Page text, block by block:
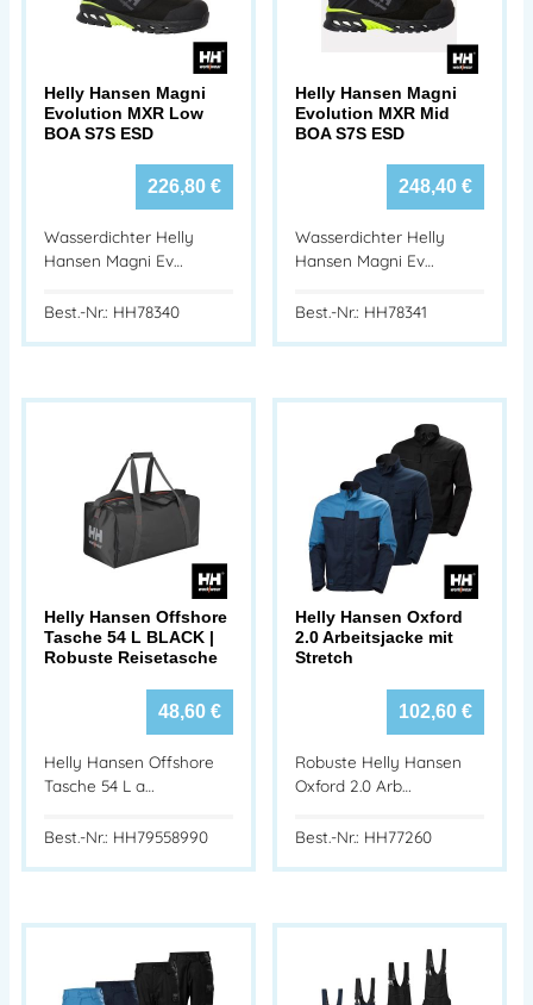
Helly Hansen Magni
Evolution MXR Low
BOA S7S ESD
226,80 €
Wasserdichter Helly
Hansen Magni Ev…
Best.-Nr.: HH78340
Helly Hansen Magni
Evolution MXR Mid
BOA S7S ESD
248,40 €
Wasserdichter Helly
Hansen Magni Ev…
Best.-Nr.: HH78341
Helly Hansen Offshore
Tasche 54 L BLACK |
Robuste Reisetasche
48,60 €
Helly Hansen Offshore
Tasche 54 L a…
Best.-Nr.: HH79558990
Helly Hansen Oxford
2.0 Arbeitsjacke mit
Stretch
102,60 €
Robuste Helly Hansen
Oxford 2.0 Arb…
Best.-Nr.: HH77260